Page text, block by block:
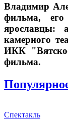
Владимир
фильма,
ярославцы:
камерного
ИКК
фильма.
Спектакль